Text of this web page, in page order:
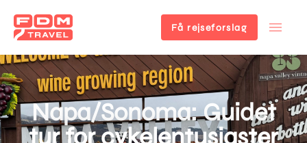
Gå
til
hovedindhold
Få rejseforslag
Napa/Sonoma: Guidet